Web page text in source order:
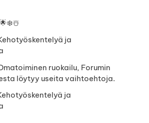
🌟❄️☃️
ja
ruokailu, Forumin
löytyy useita vaihtoehtoja.
ja